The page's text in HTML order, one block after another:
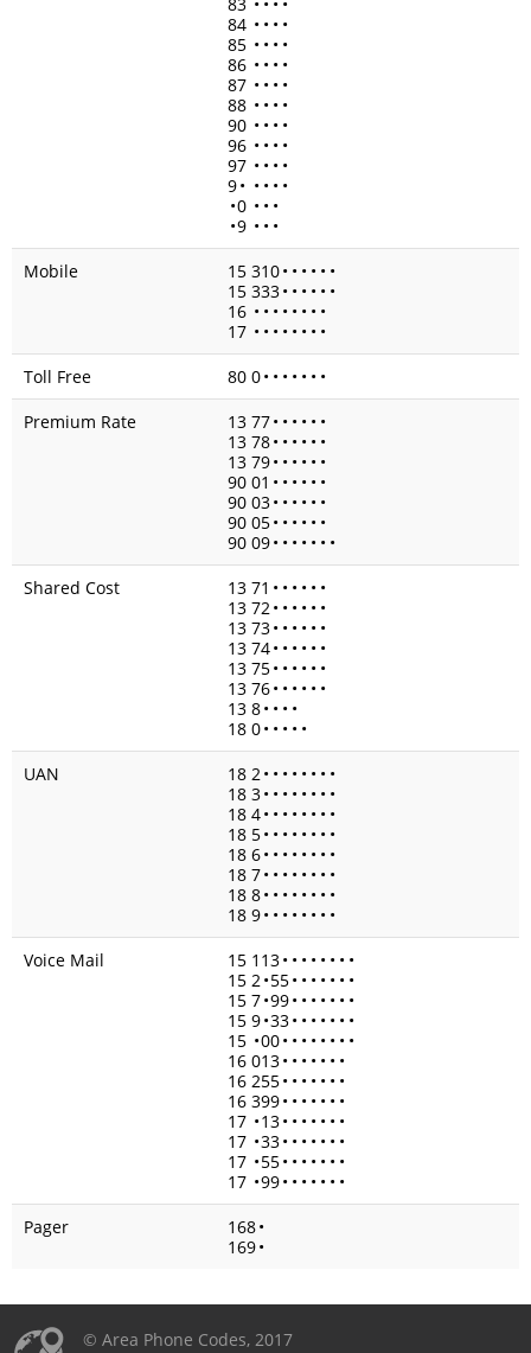
84 • • • •
85 • • • •
86 • • • •
87 • • • •
88 • • • •
90 • • • •
96 • • • •
97 • • • •
9• • • • •
•0 • • •
•9 • • •
Mobile
15 310• • • • • •
15 333• • • • • •
16 • • • • • • • •
17 • • • • • • • •
Toll Free
80 0• • • • • • •
Premium Rate
13 77• • • • • •
13 78• • • • • •
13 79• • • • • •
90 01 • • • • • •
90 03• • • • • •
90 05• • • • • •
90 09• • • • • • •
Shared Cost
13 71 • • • • • •
13 72• • • • • •
13 73• • • • • •
13 74• • • • • •
13 75• • • • • •
13 76• • • • • •
13 8• • • •
18 0• • • • •
UAN
18 2• • • • • • • •
18 3• • • • • • • •
18 4• • • • • • • •
18 5• • • • • • • •
18 6• • • • • • • •
18 7• • • • • • • •
18 8• • • • • • • •
18 9• • • • • • • •
Voice Mail
15 113• • • • • • • •
15 2•55• • • • • • •
15 7•99• • • • • • •
15 9•33• • • • • • •
15 •00• • • • • • • •
16 013• • • • • • •
16 255• • • • • • •
16 399• • • • • • •
17 •13• • • • • • •
17 •33• • • • • • •
17 •55• • • • • • •
17 •99• • • • • • •
Pager
168•
169•
© Area Phone Codes, 2017